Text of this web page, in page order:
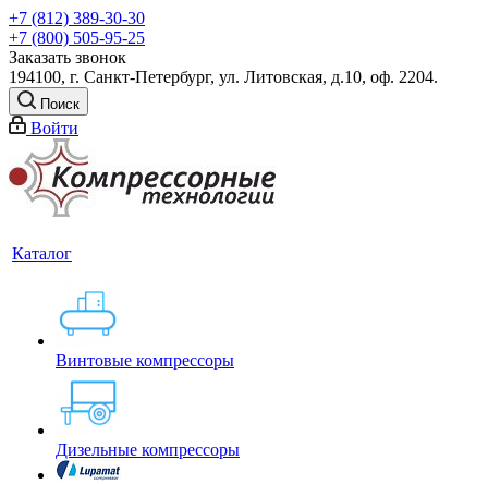
+7 (812) 389-30-30
+7 (800) 505-95-25
Заказать звонок
194100, г. Санкт-Петербург, ул. Литовская, д.10, оф. 2204.
Поиск
Войти
Каталог
Винтовые компрессоры
Дизельные компрессоры